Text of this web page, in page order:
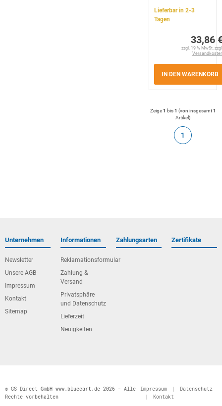
Lieferbar in 2-3
Tagen
33,86
zzgl. 19 % MwSt.
IN DEN WARENKORB
Zeige1 bis1 (von insgesamt1
Artikel)
1
Unternehmen
Newsletter
Unsere AGB
Impressum
Kontakt
Sitemap
Informationen
Reklamationsformular
Zahlung &
Versand
Privatsphäre
und Datenschutz
Lieferzeit
Neuigkeiten
Zahlungsarten Zertifikate
© GS Direct GmbH www.bluecart.de 2026 - Alle
Rechte vorbehalten
Impressum |
Datenschutz
|
Kontakt